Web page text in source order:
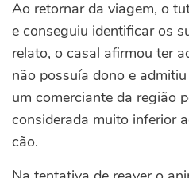
Ao retornar da viagem, o
e conseguiu identificar os
relato, o casal afirmou ter
não possuía dono e
um comerciante da região
considerada muito inferior
cão.